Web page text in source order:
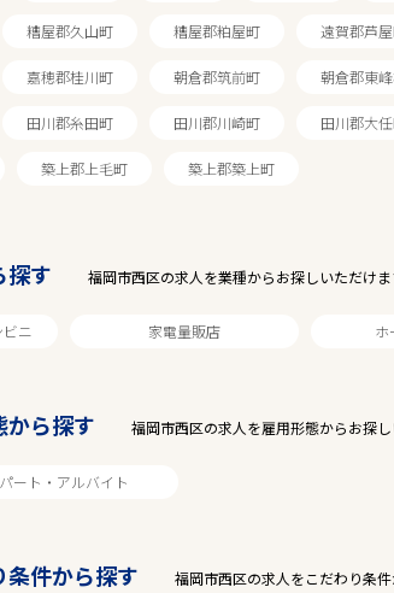
糟屋郡久山町 糟屋郡粕屋町 遠賀郡芦
嘉穂郡桂川町 朝倉郡筑前町 朝倉郡東
田川郡糸田町 田川郡川崎町 田川郡大
築上郡上毛町 築上郡築上町
探す 福岡市西区の求人を業種からお探しいただけま
ビニ 家電量販店 ホ
から探す 福岡市西区の求人を雇用形態からお探し
パート・アルバイト
件から探す 福岡市西区の求人をこだわり条件